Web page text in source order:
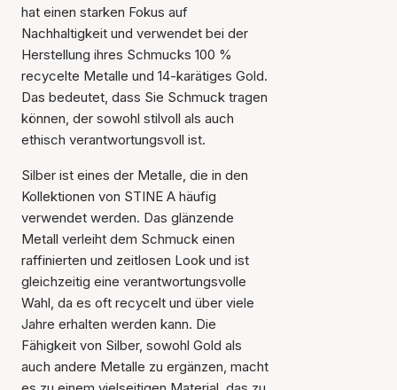
hat einen starken Fokus auf
Nachhaltigkeit und verwendet bei der
Herstellung ihres Schmucks 100 %
recycelte Metalle und 14-karätiges Gold.
Das bedeutet, dass Sie Schmuck tragen
können, der sowohl stilvoll als auch
ethisch verantwortungsvoll ist.
Silber ist eines der Metalle, die in den
Kollektionen von STINE A häufig
verwendet werden. Das glänzende
Metall verleiht dem Schmuck einen
raffinierten und zeitlosen Look und ist
gleichzeitig eine verantwortungsvolle
Wahl, da es oft recycelt und über viele
Jahre erhalten werden kann. Die
Fähigkeit von Silber, sowohl Gold als
auch andere Metalle zu ergänzen, macht